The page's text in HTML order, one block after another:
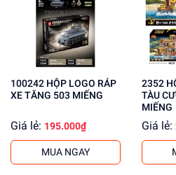
Tăng cường khả năng
Mua ngay đồ chơi lắp ráp tại
tôi cung cấp giá sỉ cho khách
thêm thông tin!
100242 HỘP LOGO RÁP
XE TĂNG 503 MIẾNG
Giá lẻ: 195.000₫
MUA NGAY
2352 HỘP LOGO RÁP
TÀU
MIẾNG
Giá lẻ: